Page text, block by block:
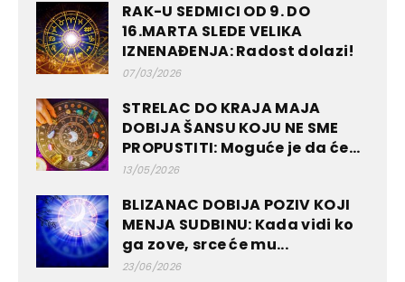
RAK-U SEDMICI OD 9. DO
16.MARTA SLEDE VELIKA
IZNENAĐENJA: Radost dolazi!
07/03/2026
STRELAC DO KRAJA MAJA
DOBIJA ŠANSU KOJU NE SME
PROPUSTITI: Moguće je da će...
13/05/2026
BLIZANAC DOBIJA POZIV KOJI
MENJA SUDBINU: Kada vidi ko
ga zove, srce će mu...
23/06/2026